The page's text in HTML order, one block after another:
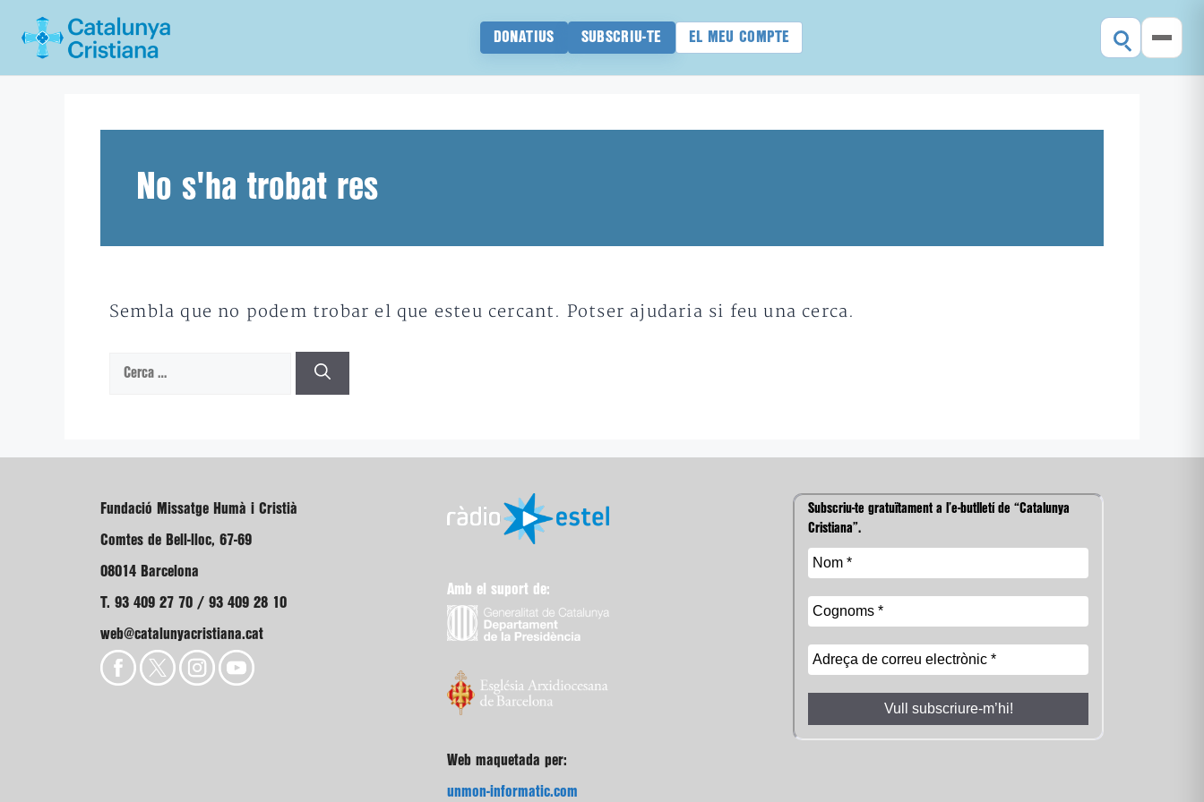
DONATIUS SUBSCRIU-TE EL MEU COMPTE
No s'ha trobat res
Sembla que no podem trobar el que esteu cercant. Potser ajudaria si feu una cerca.
Cerca:
Fundació Missatge Humà i Cristià
Comtes de Bell-lloc, 67-69
08014 Barcelona
T. 93 409 27 70 / 93 409 28 10
web@catalunyacristiana.cat
Amb el suport de:
Web maquetada per:
unmon-informatic.com
Subscriu-te gratuïtament a l’e-butlletí de “Catalunya
Cristiana”.